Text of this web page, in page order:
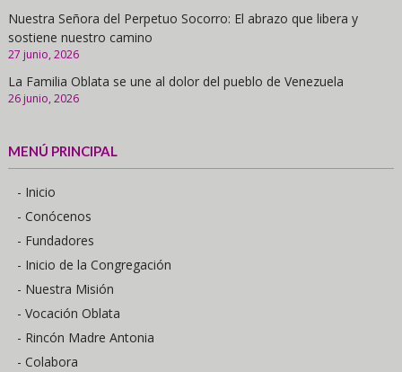
Nuestra Señora del Perpetuo Socorro: El abrazo que libera y
sostiene nuestro camino
27 junio, 2026
La Familia Oblata se une al dolor del pueblo de Venezuela
26 junio, 2026
MENÚ PRINCIPAL
- Inicio
- Conócenos
- Fundadores
- Inicio de la Congregación
- Nuestra Misión
- Vocación Oblata
- Rincón Madre Antonia
- Colabora